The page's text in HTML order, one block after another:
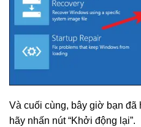
Và cuối cùng, bây giờ bạn đã
hãy nhấn nút “Khởi động lại”.